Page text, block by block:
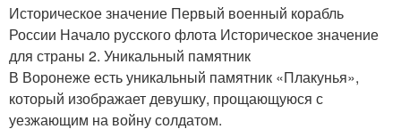
Историческое значение Первый военный корабль
России Начало русского флота Историческое значение
для страны 2. Уникальный памятник
В Воронеже есть уникальный памятник «Плакунья»,
который изображает девушку, прощающуюся с
уезжающим на войну солдатом.